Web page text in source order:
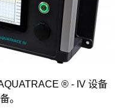
® - IV 设备
。